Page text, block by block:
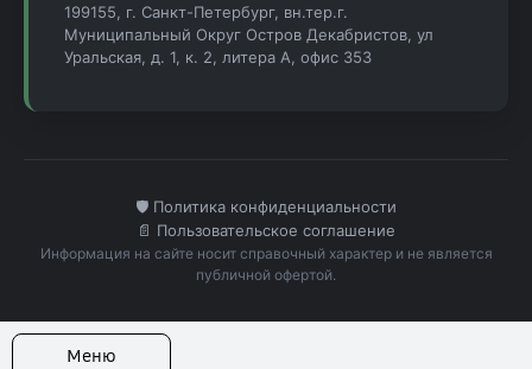
199155, г. Санкт-Петербург, вн.тер.г.
Муниципальный Округ Остров Декабристов, ул
Уральская, д. 1, к. 2, литера А, офис 353
🛡️ Политика конфиденциальности
📄 Пользовательское соглашение
Информация на сайте носит справочный характер и не является
публичной офертой.
Меню